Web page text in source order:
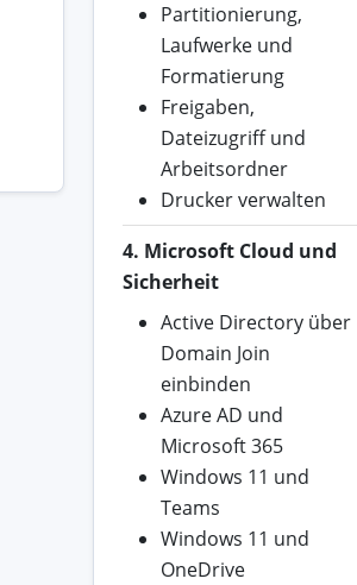
Partitionierung,
Laufwerke und
Formatierung
Freigaben,
Dateizugriff und
Arbeitsordner
Drucker verwalten
4. Microsoft Cloud und
Sicherheit
Active Directory über
Domain Join
einbinden
Azure AD und
Microsoft 365
Windows 11 und
Teams
Windows 11 und
OneDrive